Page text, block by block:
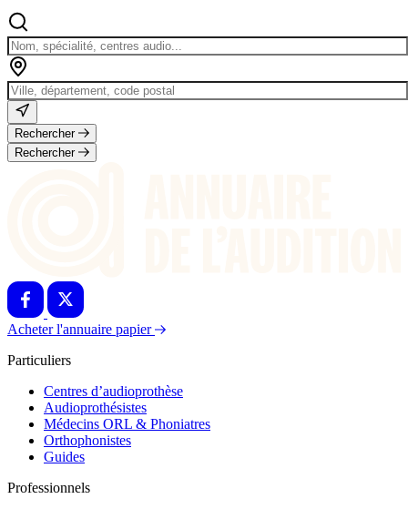
Rechercher
Rechercher
Acheter l'annuaire papier
Particuliers
Centres d’audioprothèse
Audioprothésistes
Médecins ORL & Phoniatres
Orthophonistes
Guides
Professionnels